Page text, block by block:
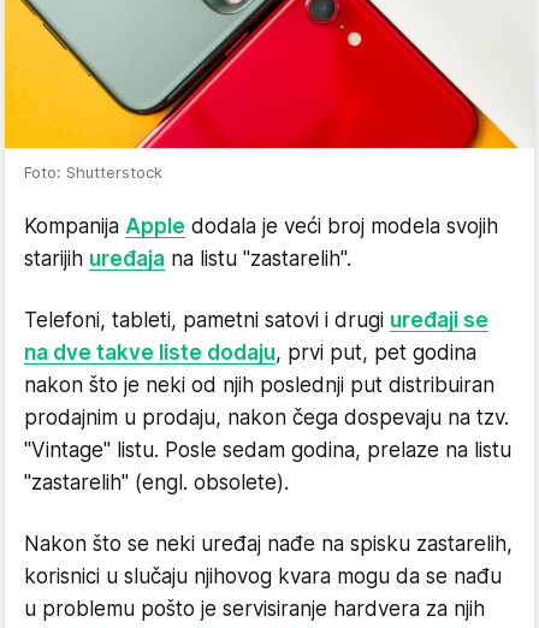
Foto: Shutterstock
Kompanija Apple dodala je veći broj modela svojih
starijih uređaja na listu "zastarelih".
Telefoni, tableti, pametni satovi i drugi uređaji se
na dve takve liste dodaju, prvi put, pet godina
nakon što je neki od njih poslednji put distribuiran
prodajnim u prodaju, nakon čega dospevaju na tzv.
"Vintage" listu. Posle sedam godina, prelaze na listu
"zastarelih" (engl. obsolete).
Nakon što se neki uređaj nađe na spisku zastarelih,
korisnici u slučaju njihovog kvara mogu da se nađu
u problemu pošto je servisiranje hardvera za njih